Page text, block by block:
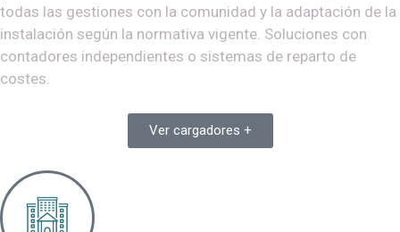
todas las gestiones con la comunidad y la adaptación de la
instalación según la normativa vigente. Soluciones con
contadores independientes o sistemas de reparto de
costes.
Ver cargadores +